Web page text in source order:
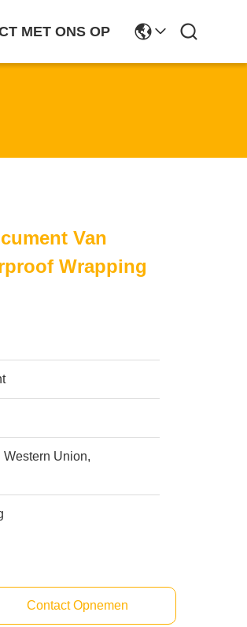
MET ONS OP
Van
Wrapping
Western Union,
Contact Opnemen